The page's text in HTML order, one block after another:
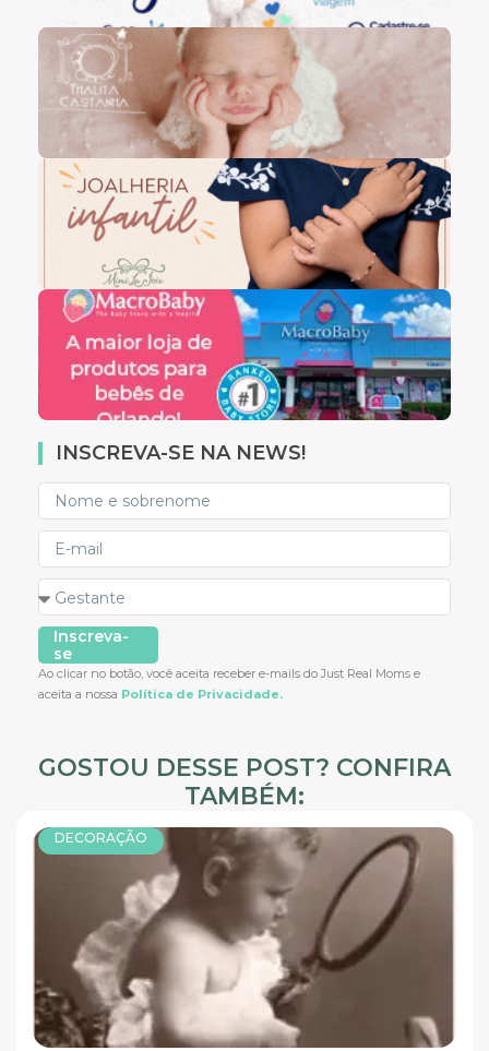
INSCREVA-SE NA NEWS!
Inscreva-
se
Ao clicar no botão, você aceita receber e-mails do Just Real Moms e
aceita a nossa Política de Privacidade.
GOSTOU DESSE POST? CONFIRA
TAMBÉM:
DECORAÇÃO